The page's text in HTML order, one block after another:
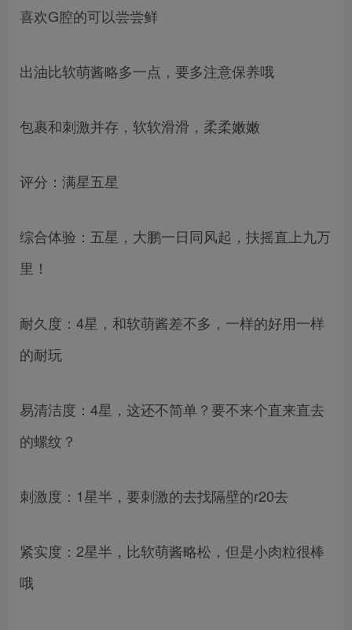
喜欢G腔的可以尝尝鲜
出油比软萌酱略多一点，要多注意保养哦
包裹和刺激并存，软软滑滑，柔柔嫩嫩
评分：满星五星
综合体验：五星，大鹏一日同风起，扶摇直上九万
里！
耐久度：4星，和软萌酱差不多，一样的好用一样
的耐玩
易清洁度：4星，这还不简单？要不来个直来直去
的螺纹？
刺激度：1星半，要刺激的去找隔壁的r20去
紧实度：2星半，比软萌酱略松，但是小肉粒很棒
哦